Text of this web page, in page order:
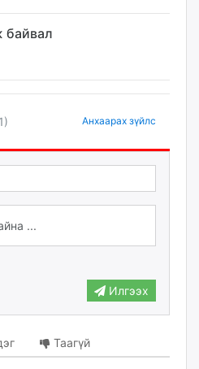
байвал
Анхаарах зүйлс
Илгээх
Таагүй